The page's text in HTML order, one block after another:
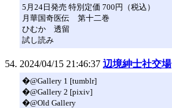
5月24日発売 特別定価 700円（税込）
月華国奇医伝 第十二巻
ひむか 透留
試し読み
2024/04/15 21:46:37 辺境紳士社交場
�@Gallery 1 [tumblr]
�@Gallery 2 [pixiv]
�@Old Gallery